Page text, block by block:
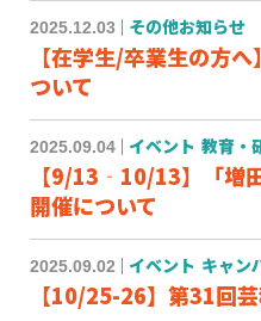
2025.12.03 その他お知らせ
【在学生/卒業生の方
ついて
2025.09.04 イベント 教育・
【9/13‐10/13】「増
開催について
2025.09.02 イベント キャン
【10/25-26】第31回